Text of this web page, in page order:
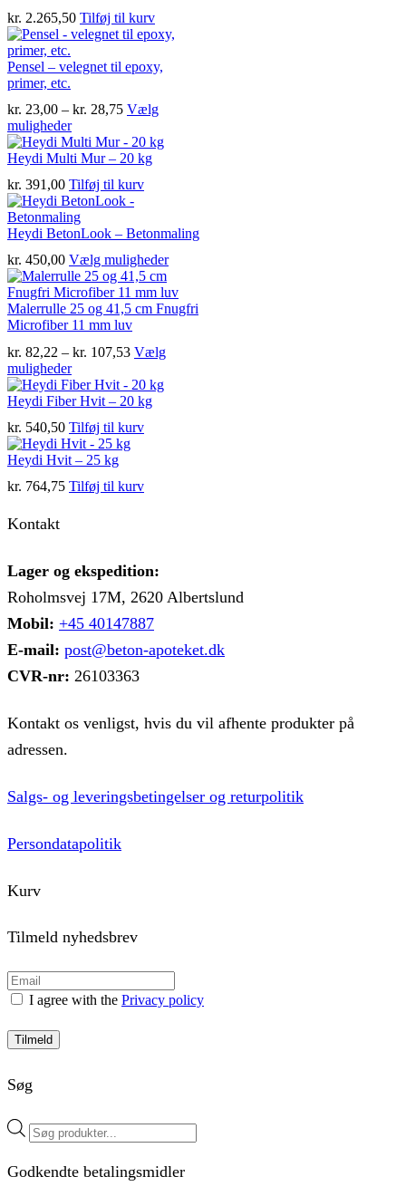
kr. 2.265,50 Tilføj til kurv
Pensel – velegnet til epoxy,
primer, etc.
kr. 23,00 – kr. 28,75Prisinterval:
til
kr. 28,75
Vælg
mulighederDette
vare
har
varianter.
Mulighederne
kan
vælges
på
varesiden
Heydi Multi Mur – 20 kg
kr. 391,00 Tilføj til kurv
Heydi BetonLook – Betonmaling
kr. 450,00 Vælg mulighederDette
har
flere
Malerrulle 25 og 41,5 cm Fnugfri
Microfiber 11 mm luv
kr. 82,22 – kr. 107,53Prisinterval:
til
kr. 107,53
Vælg
mulighederDette
vare
har
varianter.
Mulighederne
kan
vælges
på
Heydi Fiber Hvit – 20 kg
kr. 540,50 Tilføj til kurv
Heydi Hvit – 25 kg
kr. 764,75 Tilføj til kurv
Kontakt
Lager og ekspedition:
Roholmsvej 17M, 2620 Albertslund
Mobil: +45 40147887
E-mail: post@beton-apoteket.dk
CVR-nr: 26103363
Kontakt os venligst, hvis du vil afhente produkter på
adressen.
Salgs- og leveringsbetingelser og returpolitik
Persondatapolitik
Kurv
Tilmeld nyhedsbrev
I agree with the Privacy policy
Tilmeld
Søg
Products
search
Godkendte betalingsmidler